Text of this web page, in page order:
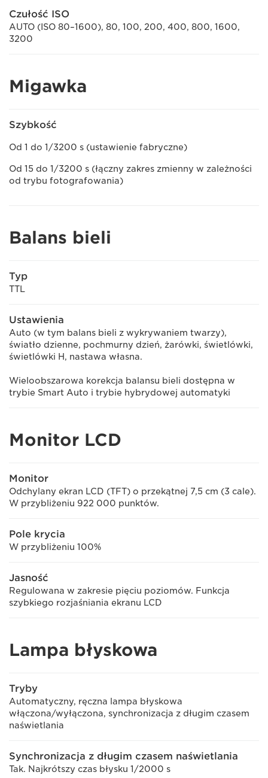
Czułość ISO
AUTO (ISO 80–1600), 80, 100, 200, 400, 800, 1600,
3200
Migawka
Szybkość
Od 1 do 1/3200 s (ustawienie fabryczne)
Od 15 do 1/3200 s (łączny zakres zmienny w zależności
od trybu fotografowania)
Balans bieli
Typ
TTL
Ustawienia
Auto (w tym balans bieli z wykrywaniem twarzy),
światło dzienne, pochmurny dzień, żarówki, świetlówki,
świetlówki H, nastawa własna.
Wieloobszarowa korekcja balansu bieli dostępna w
trybie Smart Auto i trybie hybrydowej automatyki
Monitor LCD
Monitor
Odchylany ekran LCD (TFT) o przekątnej 7,5 cm (3 cale).
W przybliżeniu 922 000 punktów.
Pole krycia
W przybliżeniu 100%
Jasność
Regulowana w zakresie pięciu poziomów. Funkcja
szybkiego rozjaśniania ekranu LCD
Lampa błyskowa
Tryby
Automatyczny, ręczna lampa błyskowa
włączona/wyłączona, synchronizacja z długim czasem
naświetlania
Synchronizacja z długim czasem naświetlania
Tak. Najkrótszy czas błysku 1/2000 s